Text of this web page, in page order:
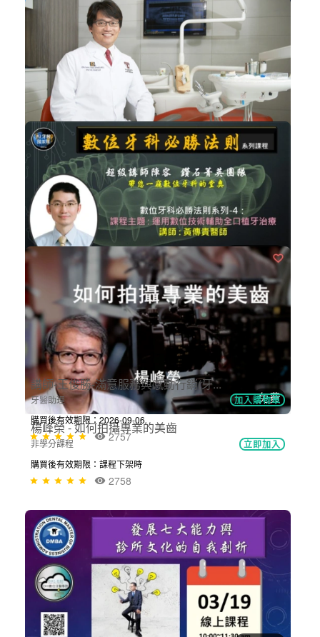
曾明清醫師-【智慧牙醫的四堂半課】
加入購物車
購買後有效期限：課程下架時
2835
陳俊龍一鑽植牙課程-精彩手術案例分享
植牙 立即加入
購買後有效期限：課程下架時
2830
NT$2,000
運用數位技術輔助全口植牙治療 - 黃...
數位牙科 加入購物車
購買後有效期限：2026-11-06
2773
免費
楊峰榮 - 如何拍攝專業的美齒
非學分課程 立即加入
購買後有效期限：課程下架時
2758
NT$1,150
講師-王俊勝-滿意服務與感動行銷(牙...
牙醫助理 加入購物車
購買後有效期限：2026-09-06
2757